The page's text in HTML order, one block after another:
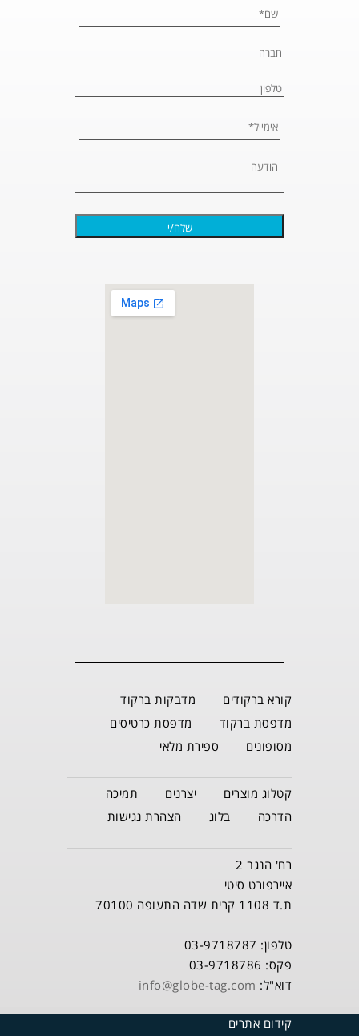
קורא ברקודים
מדבקות ברקוד
מדפסת ברקוד
מדפסת כרטיסים
מסופונים
ספירת מלאי
קטלוג מוצרים יצרנים
תמיכה
הדרכה
בלוג הצהרת נגישות
רח' הנגב 2
איירפורט סיטי
ת.ד 1108 קרית שדה התעופה 70100
טלפון: 03-9718787
פקס: 03-9718786
דוא"ל: info@globe-tag.com
קידום אתרים